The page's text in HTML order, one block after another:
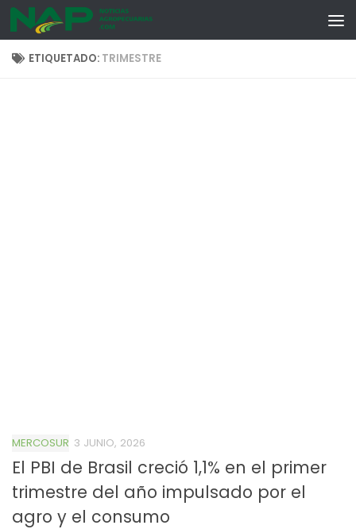
Skip to content
ETIQUETADO: TRIMESTRE
MERCOSUR 3 JUNIO, 2026
El PBI de Brasil creció 1,1% en el primer
trimestre del año impulsado por el
agro y el consumo